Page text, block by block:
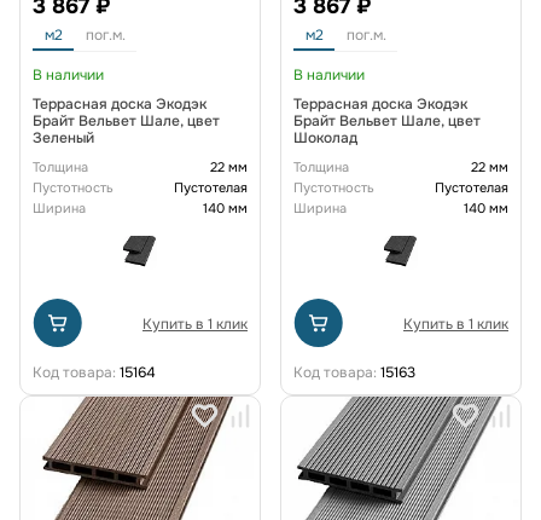
3 867 ₽
м2 пог.м.
В наличии
Террасная доска Экодэк
Брайт Вельвет Шале, цвет
Зеленый
Толщина
22 мм
Пустотность
Пустотелая
Ширина
140 мм
Купить в 1 клик
Код товара: 15164
3 867 ₽
м2 пог.м.
В наличии
Террасная доска Экодэк
Брайт Вельвет Шале, цвет
Шоколад
Толщина
22 мм
Пустотность
Пустотелая
Ширина
140 мм
Купить в 1 клик
Код товара: 15163